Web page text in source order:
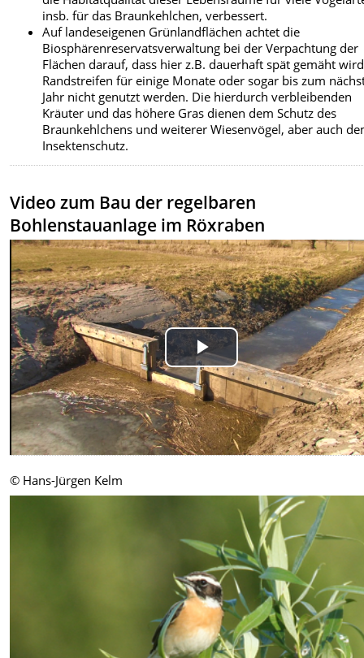
insb. für das Braunkehlchen, verbessert.
Auf landeseigenen Grünlandflächen achtet die
Biosphärenreservatsverwaltung bei der Verpachtung der
Flächen darauf, dass hier z.B. dauerhaft spät gemäht
Randstreifen für einige Monate oder sogar bis zum
Jahr nicht genutzt werden. Die hierdurch verbleibenden
Kräuter und das höhere Gras dienen dem Schutz des
Braunkehlchens und weiterer Wiesenvögel, aber auch
Insektenschutz.
Video zum Bau der regelbaren
Bohlenstauanlage im Röxraben
Play
Video
© Hans-Jürgen Kelm